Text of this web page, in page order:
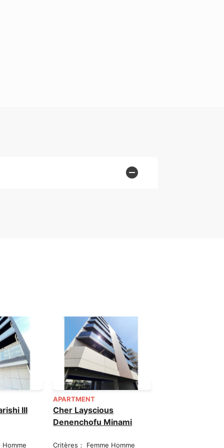
III
Homme
APARTMENT
Cher Layscious
Denenchofu Minami
Critères： Femme Homme